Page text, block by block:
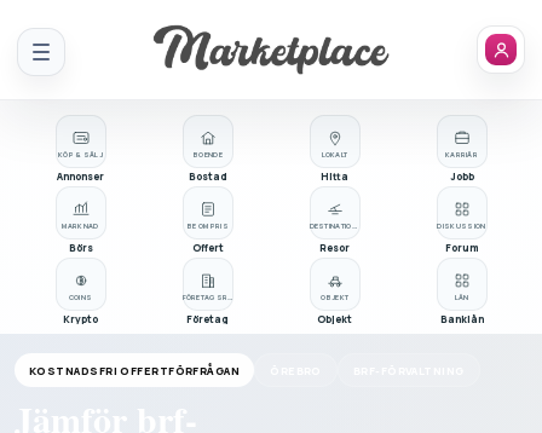
Meny
KÖP & SÄLJ
Annonser
BOENDE
Bostad
OBJEKT
Objekt
BE OM PRIS
Offert
Företag
LÅN
Banklån
MARKNAD
Börs
LOKALT
Hitta
KARRIÄR
Jobb
Resor
COINS
Krypto
DISKUSSION
Forum
KOSTNADSFRI OFFERTFÖRFRÅGAN
Jämför brf-